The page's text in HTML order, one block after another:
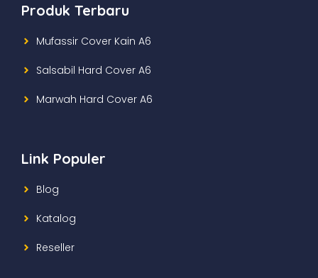
Produk Terbaru
Mufassir Cover Kain A6
Salsabil Hard Cover A6
Marwah Hard Cover A6
Link Populer
Blog
Katalog
Reseller